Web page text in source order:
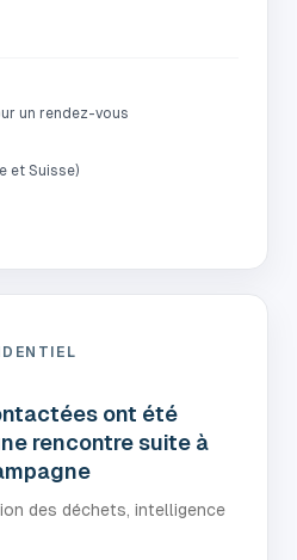
un rendez-vous
et Suisse)
ont été
rencontre suite à
des déchets, intelligence